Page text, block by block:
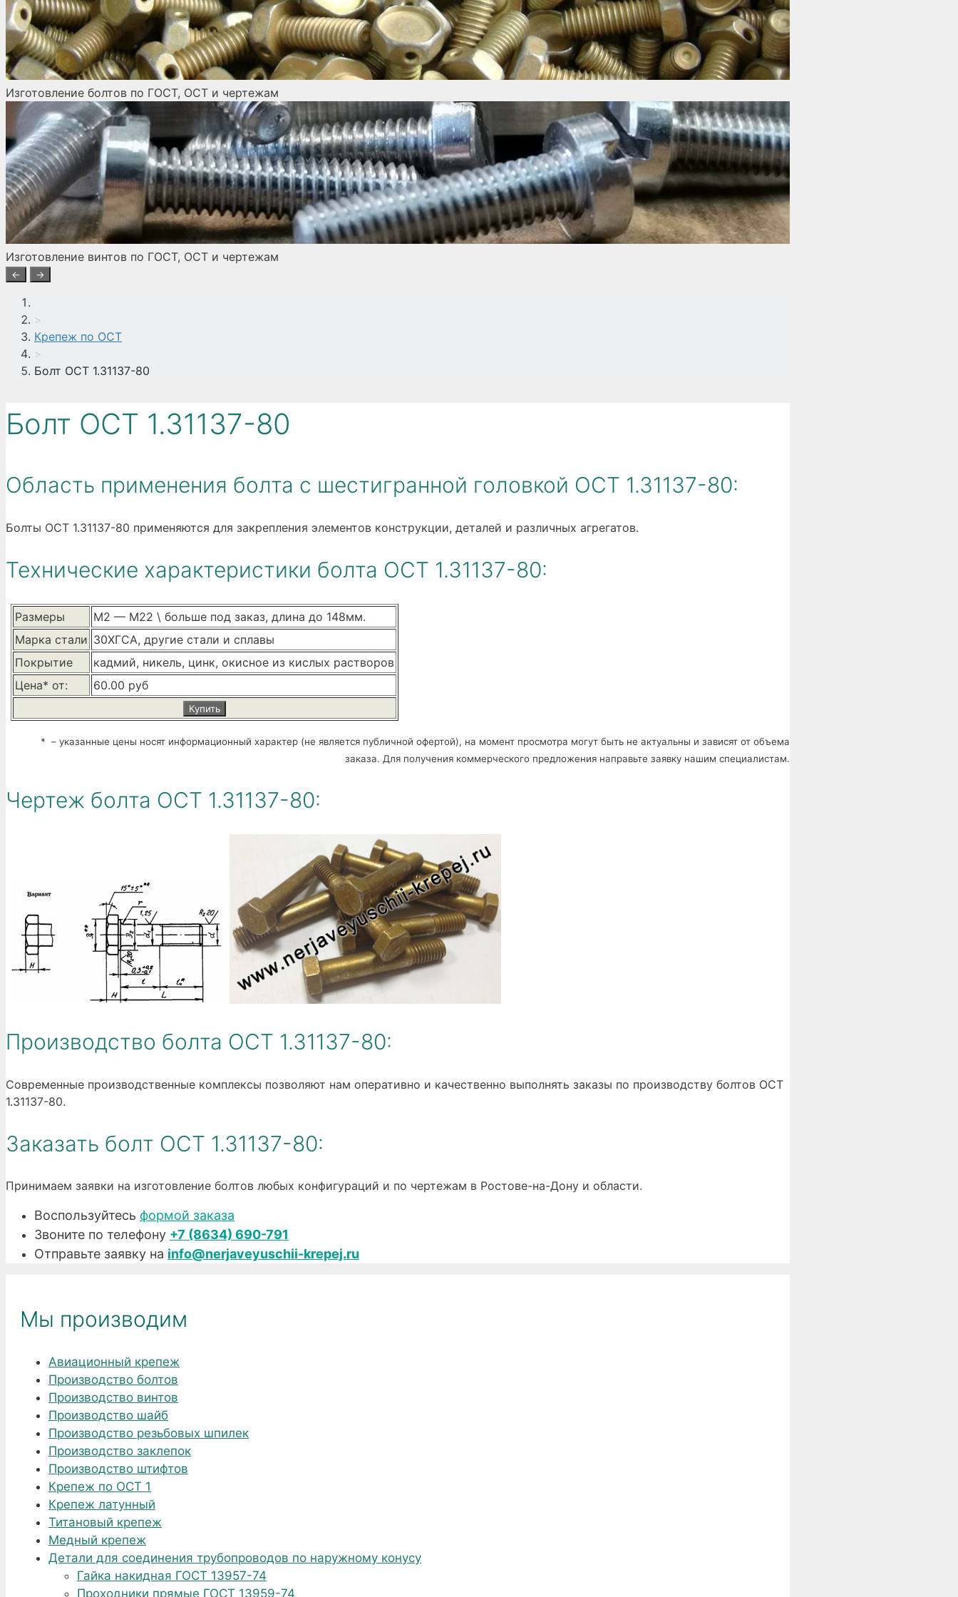
Изготовление болтов по ГОСТ, ОСТ и чертежам
Изготовление винтов по ГОСТ, ОСТ и чертежам
← →
>
Крепеж по ОСТ
>
Болт ОСТ 1.31137-80
Болт ОСТ 1.31137-80
Область применения болта с шестигранной головкой ОСТ 1.31137-80:
Болты ОСТ 1.31137-80 применяются для закрепления элементов конструкции, деталей и различных агрегатов.
Технические характеристики болта ОСТ 1.31137-80:
Размеры
М2 — М22 \ больше под заказ, длина до 148мм.
Марка стали 30ХГСА, другие стали и сплавы
Покрытие
кадмий, никель, цинк, окисное из кислых растворов
Цена* от:
60.00 руб
Купить
* – указанные цены носят информационный характер (не является публичной офертой), на момент просмотра могут быть не актуальны и зависят от объема
заказа. Для получения коммерческого предложения направьте заявку нашим специалистам.
Чертеж болта ОСТ 1.31137-80:
Производство болта ОСТ 1.31137-80:
Современные производственные комплексы позволяют нам оперативно и качественно выполнять заказы по производству болтов ОСТ
1.31137-80.
Заказать болт ОСТ 1.31137-80:
Принимаем заявки на изготовление болтов любых конфигураций и по чертежам в Ростове-на-Дону и области.
Воспользуйтесь формой заказа
Звоните по телефону +7 (8634) 690-791
Отправьте заявку на info@nerjaveyuschii-krepej.ru
Мы производим
Авиационный крепеж
Производство болтов
Производство винтов
Производство шайб
Производство резьбовых шпилек
Производство заклепок
Производство штифтов
Крепеж по ОСТ 1
Крепеж латунный
Титановый крепеж
Медный крепеж
Детали для соединения трубопроводов по наружному конусу
Гайка накидная ГОСТ 13957-74
Проходники прямые ГОСТ 13959-74